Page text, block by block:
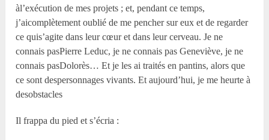
àl’exécution de mes projets ; et, pendant ce temps,
j’aicomplètement oublié de me pencher sur eux et de regarder
ce quis’agite dans leur cœur et dans leur cerveau. Je ne
connais pasPierre Leduc, je ne connais pas Geneviève, je ne
connais pasDolorès… Et je les ai traités en pantins, alors que
ce sont despersonnages vivants. Et aujourd’hui, je me heurte à
desobstacles
Il frappa du pied et s’écria :